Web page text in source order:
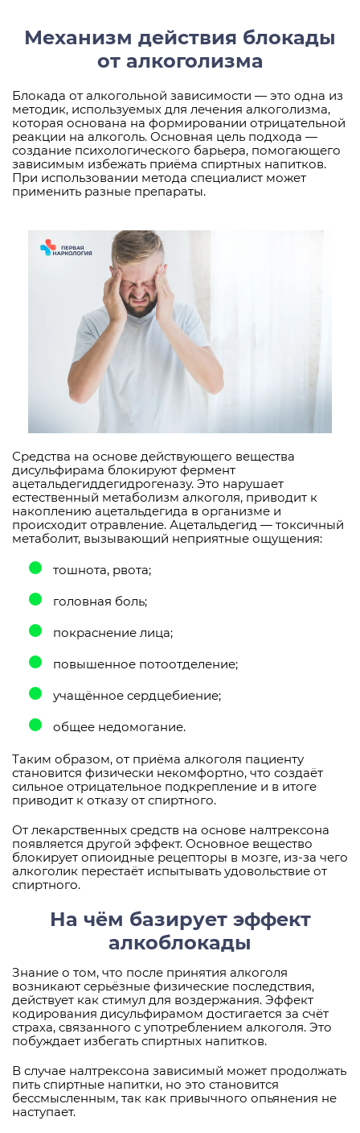
Механизм действия блокады
от алкоголизма
Блокада от алкогольной зависимости — это одна из
методик, используемых для лечения алкоголизма,
которая основана на формировании отрицательной
реакции на алкоголь. Основная цель подхода —
создание психологического барьера, помогающего
зависимым избежать приёма спиртных напитков.
При использовании метода специалист может
применить разные препараты.
Средства на основе действующего вещества
дисульфирама блокируют фермент
ацетальдегиддегидрогеназу. Это нарушает
естественный метаболизм алкоголя, приводит к
накоплению ацетальдегида в организме и
происходит отравление. Ацетальдегид — токсичный
метаболит, вызывающий неприятные ощущения:
тошнота, рвота;
головная боль;
покраснение лица;
повышенное потоотделение;
учащённое сердцебиение;
общее недомогание.
Таким образом, от приёма алкоголя пациенту
становится физически некомфортно, что создаёт
сильное отрицательное подкрепление и в итоге
приводит к отказу от спиртного.
От лекарственных средств на основе налтрексона
появляется другой эффект. Основное вещество
блокирует опиоидные рецепторы в мозге, из-за чего
алкоголик перестаёт испытывать удовольствие от
спиртного.
На чём базирует эффект
алкоблокады
Знание о том, что после принятия алкоголя
возникают серьёзные физические последствия,
действует как стимул для воздержания. Эффект
кодирования дисульфирамом достигается за счёт
страха, связанного с употреблением алкоголя. Это
побуждает избегать спиртных напитков.
В случае налтрексона зависимый может продолжать
пить спиртные напитки, но это становится
бессмысленным, так как привычного опьянения не
наступает.